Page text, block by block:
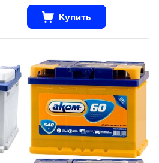
Купить